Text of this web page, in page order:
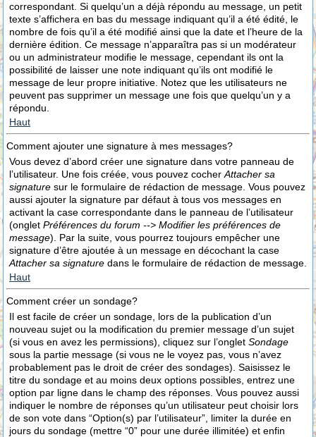
correspondant. Si quelqu’un a déjà répondu au message, un petit
texte s’affichera en bas du message indiquant qu’il a été édité, le
nombre de fois qu’il a été modifié ainsi que la date et l’heure de la
dernière édition. Ce message n’apparaîtra pas si un modérateur
ou un administrateur modifie le message, cependant ils ont la
possibilité de laisser une note indiquant qu’ils ont modifié le
message de leur propre initiative. Notez que les utilisateurs ne
peuvent pas supprimer un message une fois que quelqu’un y a
répondu.
Haut
Comment ajouter une signature à mes messages?
Vous devez d’abord créer une signature dans votre panneau de
l’utilisateur. Une fois créée, vous pouvez cocher Attacher sa
signature sur le formulaire de rédaction de message. Vous pouvez
aussi ajouter la signature par défaut à tous vos messages en
activant la case correspondante dans le panneau de l’utilisateur
(onglet Préférences du forum --> Modifier les préférences de
message). Par la suite, vous pourrez toujours empêcher une
signature d’être ajoutée à un message en décochant la case
Attacher sa signature dans le formulaire de rédaction de message.
Haut
Comment créer un sondage?
Il est facile de créer un sondage, lors de la publication d’un
nouveau sujet ou la modification du premier message d’un sujet
(si vous en avez les permissions), cliquez sur l’onglet Sondage
sous la partie message (si vous ne le voyez pas, vous n’avez
probablement pas le droit de créer des sondages). Saisissez le
titre du sondage et au moins deux options possibles, entrez une
option par ligne dans le champ des réponses. Vous pouvez aussi
indiquer le nombre de réponses qu’un utilisateur peut choisir lors
de son vote dans “Option(s) par l’utilisateur”, limiter la durée en
jours du sondage (mettre “0” pour une durée illimitée) et enfin